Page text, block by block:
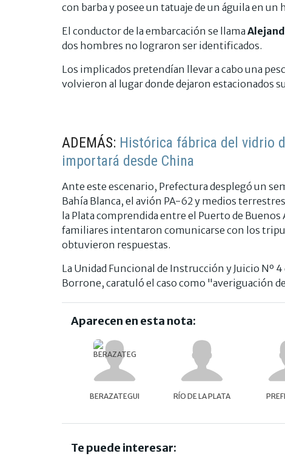
con barba y posee un tatuaje de un águila en
El conductor de la embarcación se llama
dos hombres no lograron ser identificados.
Los implicados pretendían llevar a cabo una
volvieron al lugar donde dejaron estacionados
ADEMÁS: Histórica fábrica del vidrio
importará desde China
Ante este escenario, Prefectura desplegó un
Bahía Blanca, el avión PA-62 y medios
la Plata comprendida entre el Puerto de Buenos
familiares intentaron comunicarse con los
obtuvieron respuestas.
La Unidad Funcional de Instrucción y Juicio Nº
Borrone, caratuló el caso como "averiguación
Aparecen en esta nota:
BERAZATEGUI RÍO DE LA PLATA
Te puede interesar: